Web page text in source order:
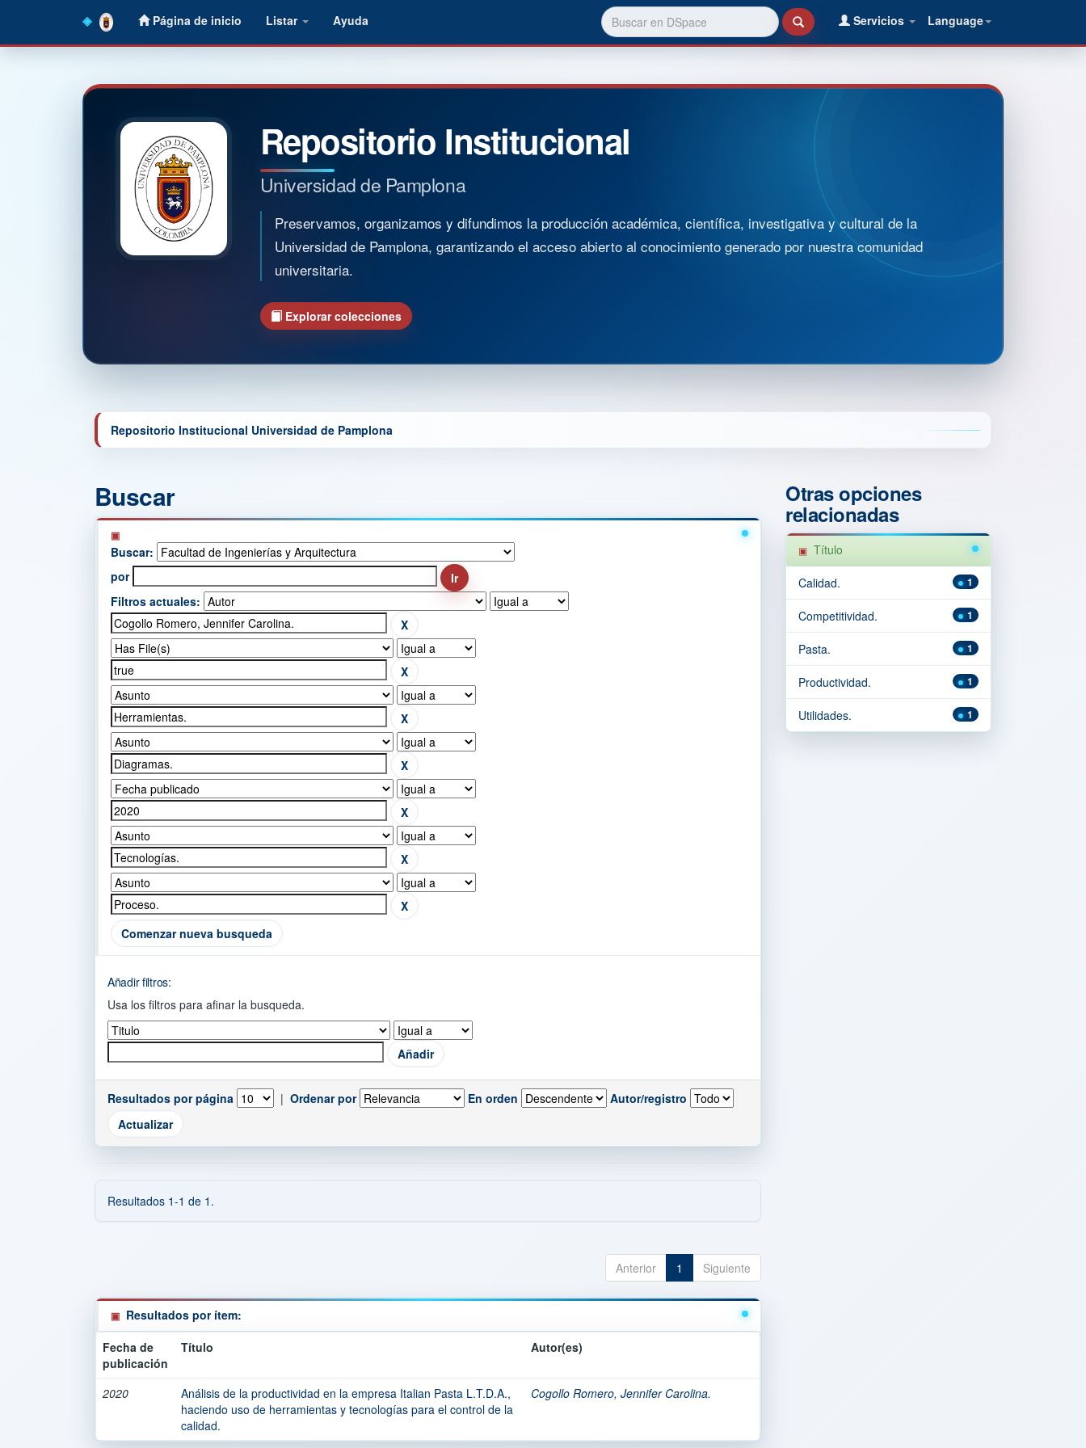
Página de inicio Listar Ayuda Language
Servicios
Repositorio Institucional
Universidad de Pamplona
Preservamos, organizamos y difundimos la producción académica, científica, investigativa y cultural de la
Universidad de Pamplona, garantizando el acceso abierto al conocimiento generado por nuestra comunidad
universitaria.
Explorar colecciones
Repositorio Institucional Universidad de Pamplona
Buscar
Buscar:
por
Filtros actuales:
Comenzar nueva busqueda
Añadir filtros:
Usa los filtros para afinar la busqueda.
Resultados por página | Ordenar por En orden Autor/registro
Resultados 1-1 de 1.
Anterior 1 Siguiente
Resultados por ítem:
Fecha de
publicación
Título Autor(es)
2020
Análisis de la productividad en la empresa Italian Pasta L.T.D.A.,
haciendo uso de herramientas y tecnologías para el control de la
calidad.
Cogollo Romero, Jennifer Carolina.
Otras opciones
relacionadas
Título
1
Calidad.
1
Competitividad.
1
Pasta.
1
Productividad.
1
Utilidades.